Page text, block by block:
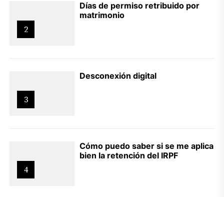
2
Días de permiso retribuido por
matrimonio
3
Desconexión digital
4
Cómo puedo saber si se me aplica
bien la retención del IRPF